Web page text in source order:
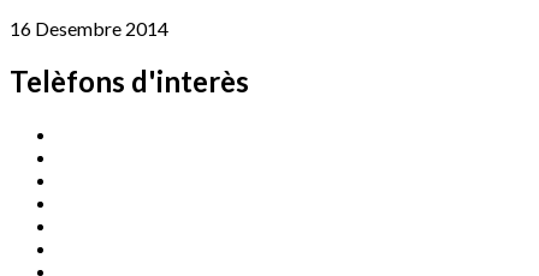
16 Desembre 2014
Telèfons d'interès